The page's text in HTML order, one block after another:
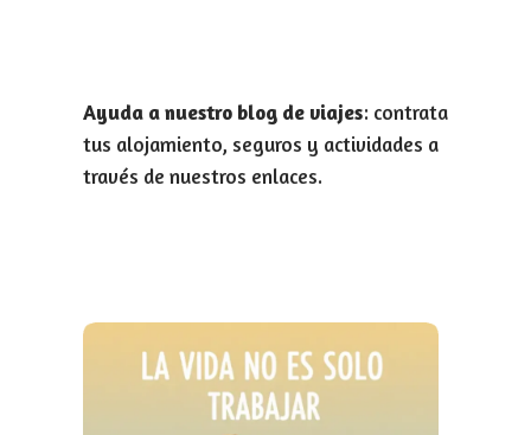
Ayuda a nuestro blog de viajes: contrata
tus alojamiento, seguros y actividades a
través de nuestros enlaces.